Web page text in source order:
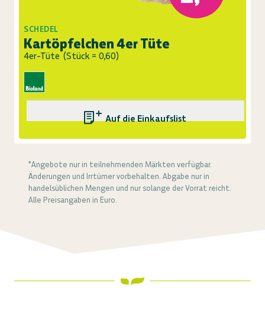
SCHEDEL
Kartöpfelchen 4er Tüte
4er-Tüte (Stück = 0,60)
Auf die Einkaufsliste
*Angebote nur in teilnehmenden Märkten verfügbar.
Änderungen und Irrtümer vorbehalten. Abgabe nur in
handelsüblichen Mengen und nur solange der Vorrat reicht.
Alle Preisangaben in Euro.